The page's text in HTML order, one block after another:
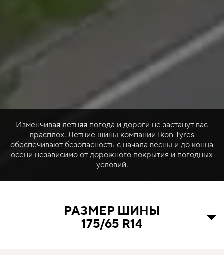
Изменчивая летняя погода и дороги не застанут вас
врасплох. Летние шины компании Ikon Tyres
обеспечивают безопасность с начала весны и до конца
осени независимо от дорожного покрытия и погодных
условий.
РАЗМЕР ШИНЫ
175/65 R14